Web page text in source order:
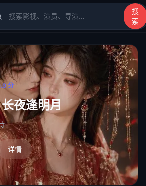
搜
索
剧、动漫、综艺、短剧高清在线观看
分
夜逢明月
详情